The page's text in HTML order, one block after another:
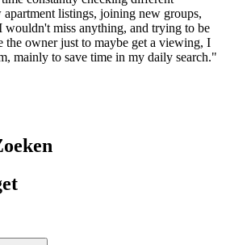
listings, joining new groups,
wouldn't miss anything, and trying to be
the owner just to maybe get a viewing, I
mainly to save time in my daily search."